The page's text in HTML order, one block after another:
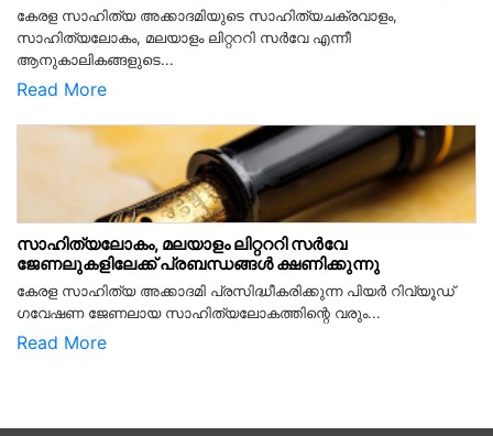
കേരള സാഹിത്യ അക്കാദമിയുടെ സാഹിത്യചക്രവാളം,
സാഹിത്യലോകം, മലയാളം ലിറ്റററി സർവേ എന്നീ
ആനുകാലികങ്ങളുടെ...
Read More
സാഹിത്യലോകം, മലയാളം ലിറ്റററി സർവേ
ജേണലുകളിലേക്ക് പ്രബന്ധങ്ങൾ ക്ഷണിക്കുന്നു
കേരള സാഹിത്യ അക്കാദമി പ്രസിദ്ധീകരിക്കുന്ന പിയര്‍ റിവ്യൂഡ്
ഗവേഷണ ജേണലായ സാഹിത്യലോകത്തിന്റെ വരും...
Read More